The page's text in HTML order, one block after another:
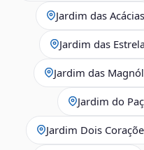
Jardim das Acácias
Jardim das
Jardim das
Jardim do
Jardim Dois